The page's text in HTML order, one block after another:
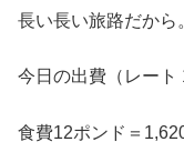
長い長い旅路だから
今日の出費（レート
食費12ポンド＝